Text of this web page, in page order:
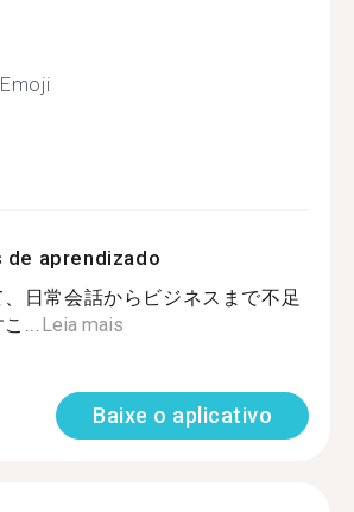
Emoji
de aprendizado
日常会話からビジネスまで不足
...Leia mais
Baixe o aplicativo